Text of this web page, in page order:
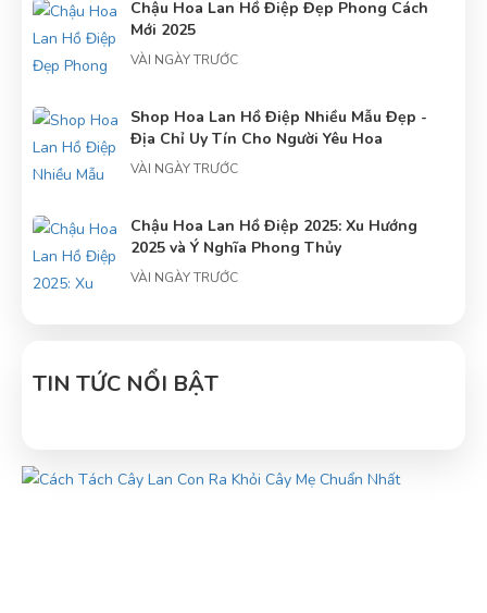
Chậu Hoa Lan Hồ Điệp Đẹp Phong Cách
Mới 2025
VÀI NGÀY TRƯỚC
Shop Hoa Lan Hồ Điệp Nhiều Mẫu Đẹp -
Địa Chỉ Uy Tín Cho Người Yêu Hoa
VÀI NGÀY TRƯỚC
Chậu Hoa Lan Hồ Điệp 2025: Xu Hướng
2025 và Ý Nghĩa Phong Thủy
VÀI NGÀY TRƯỚC
VÀI NGÀY TRƯỚC
TIN TỨC NỔI BẬT